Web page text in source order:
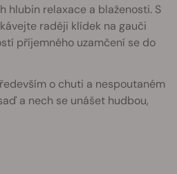
hlubin relaxace a blaženosti. S
raději klídek na gauči
příjemného uzamčení se do
o chuti a nespoutaném
a nech se unášet hudbou,